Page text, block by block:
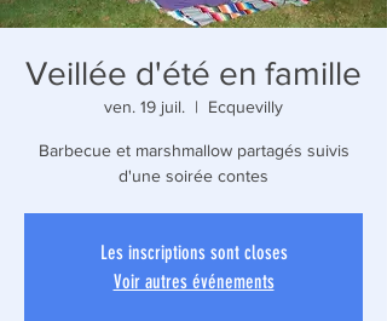
Veillée d'été en famille
ven. 19 juil.
  |
Ecquevilly
Barbecue et marshmallow partagés suivis
d'une soirée contes
Les inscriptions sont closes
Voir autres événements